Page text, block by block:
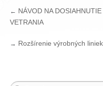
← NÁVOD NA
VETRANIA
→ Rozšírenie výrobných